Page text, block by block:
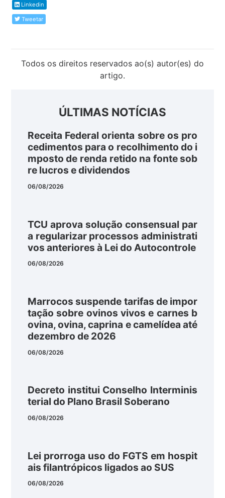
Linkedin
Tweetar
Todos os direitos reservados ao(s) autor(es) do
artigo.
ÚLTIMAS NOTÍCIAS
Receita Federal orienta sobre os pro
cedimentos para o recolhimento do i
mposto de renda retido na fonte sob
re lucros e dividendos
06/08/2026
TCU aprova solução consensual par
a regularizar processos administrati
vos anteriores à Lei do Autocontrole
06/08/2026
Marrocos suspende tarifas de impor
tação sobre ovinos vivos e carnes b
ovina, ovina, caprina e camelídea até
dezembro de 2026
06/08/2026
Decreto institui Conselho Interminis
terial do Plano Brasil Soberano
06/08/2026
Lei prorroga uso do FGTS em hospit
ais filantrópicos ligados ao SUS
06/08/2026